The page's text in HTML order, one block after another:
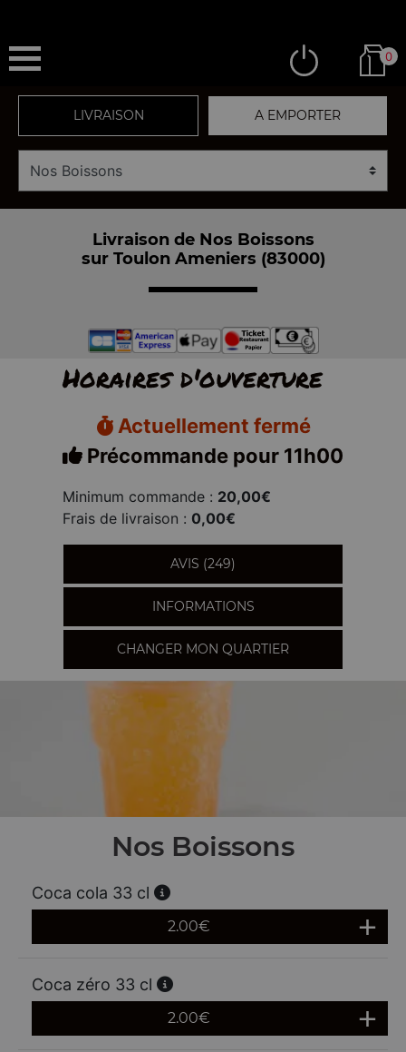
0
LIVRAISON A EMPORTER
Livraison de Nos Boissons
sur Toulon Ameniers (83000)
Horaires d'ouverture
Actuellement fermé
Précommande pour 11h00
Minimum commande : 20,00€
Frais de livraison : 0,00€
AVIS (249)
INFORMATIONS
CHANGER MON QUARTIER
Nos Boissons
Coca cola 33 cl
2.00€
Coca zéro 33 cl
2.00€